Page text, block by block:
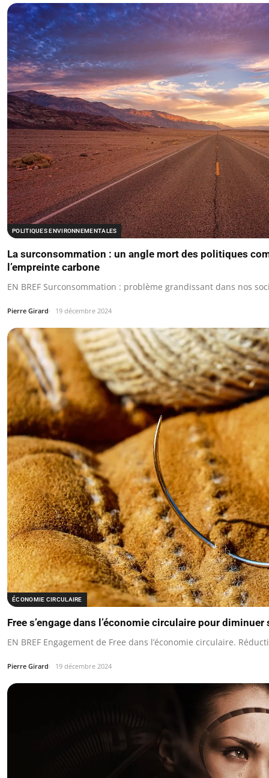
POLITIQUES ENVIRONNEMENTALES
La surconsommation : un angle mort des politiques
l’empreinte carbone
EN BREF Surconsommation : problème grandissant dans nos
Pierre Girard 19 décembre 2024
ÉCONOMIE CIRCULAIRE
Free s’engage dans l’économie circulaire pour
EN BREF Engagement de Free dans l’économie circulaire.
Pierre Girard 19 décembre 2024